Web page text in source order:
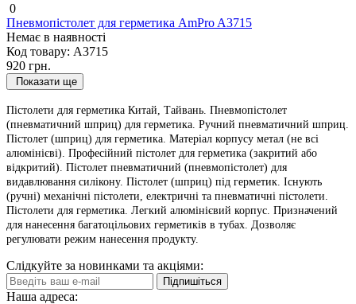
0
Пневмопістолет для герметика AmPro A3715
Немає в наявності
Код товару: A3715
920 грн.
Показати ще
Пістолети для герметика Китай, Тайвань. Пневмопістолет
(пневматичний шприц) для герметика. Ручний пневматичний шприц.
Пістолет (шприц) для герметика. Матеріал корпусу метал (не всі
алюмінієві). Професійний пістолет для герметика (закритий або
відкритий). Пістолет пневматичний (пневмопістолет) для
видавлювання силікону. Пістолет (шприц) під герметик. Існують
(ручні) механічні пістолети, електричні та пневматичні пістолети.
Пістолети для герметика. Легкий алюмінієвий корпус. Призначений
для нанесення багатоцільових герметиків в тубах. Дозволяє
регулювати режим нанесення продукту.
Слідкуйте за новинками та акціями:
Підпишіться
Наша адреса: